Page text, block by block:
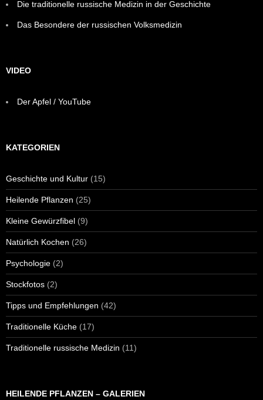
Die traditionelle russische Medizin in der Geschichte
Das Besondere der russischen Volksmedizin
VIDEO
Der Apfel / YouTube
KATEGORIEN
Geschichte und Kultur (15)
Heilende Pflanzen (25)
Kleine Gewürzfibel (9)
Natürlich Kochen (26)
Psychologie (2)
Stockfotos (2)
Tipps und Empfehlungen (42)
Traditionelle Küche (17)
Traditionelle russische Medizin (11)
HEILENDE PFLANZEN – GALERIEN